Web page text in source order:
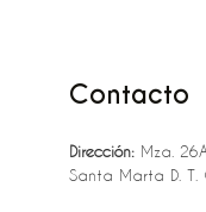
Contacto
Dirección:Mza.
Santa Marta D. T.